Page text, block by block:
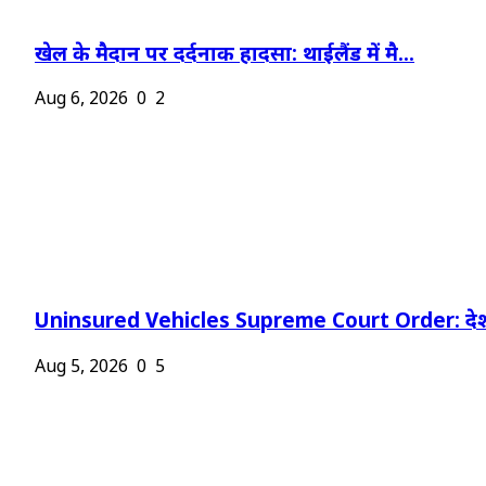
खेल के मैदान पर दर्दनाक हादसा: थाईलैंड में मै...
Aug 6, 2026 0 2
Uninsured Vehicles Supreme Court Order:
Aug 5, 2026 0 5